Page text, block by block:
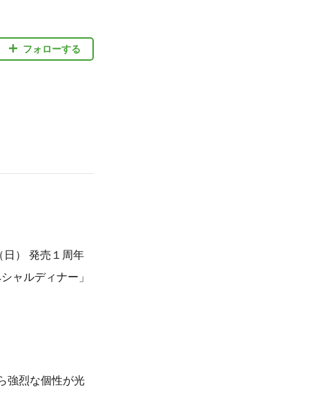
フォローする
日） 発売１周年
ャルディナー」
強烈な個性が光